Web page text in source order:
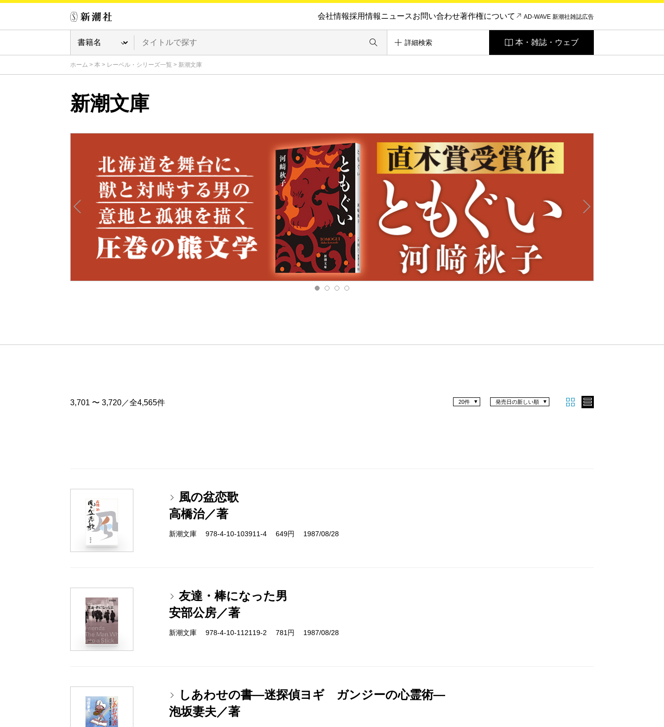
会社情報採用情報ニュースお問い合わせ著作権について AD-WAVE 新潮社雑誌広告
詳細検索 本・雑誌・ウェブ
ホーム > 本 > レーベル・シリーズ一覧 > 新潮文庫
新潮文庫
3,701 〜 3,720／全4,565件 発売日の新しい順
20件
風の盆恋歌
高橋治／著
新潮文庫 978-4-10-103911-4 649円 1987/08/28
友達・棒になった男
安部公房／著
新潮文庫 978-4-10-112119-2 781円 1987/08/28
しあわせの書―迷探偵ヨギ ガンジーの心霊術―
泡坂妻夫／著